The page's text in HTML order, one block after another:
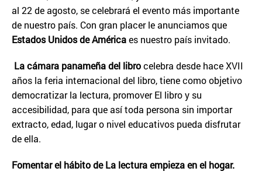
al 22 de agosto, se celebrará el evento más importante
de nuestro país. Con gran placer le anunciamos que
Estados Unidos de Américaes nuestro país invitado.
La cámara panameña del librocelebra desde hace XVII
años la feria internacional del libro, tiene como objetivo
democratizar la lectura, promover El libro y su
accesibilidad, para que así toda persona sin importar
extracto, edad, lugar o nivel educativos pueda disfrutar
de ella.
Fomentar el hábito de La lectura empieza en el hogar.